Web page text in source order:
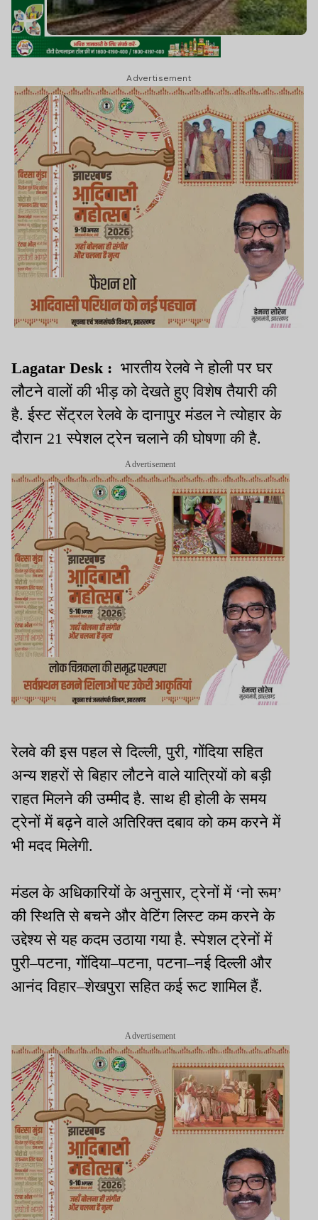
Advertisement
Lagatar Desk : भारतीय रेलवे ने होली पर घर
लौटने वालों की भीड़ को देखते हुए विशेष तैयारी की
है. ईस्ट सेंट्रल रेलवे के दानापुर मंडल ने त्योहार के
दौरान 21 स्पेशल ट्रेन चलाने की घोषणा की है.
Advertisement
रेलवे की इस पहल से दिल्ली, पुरी, गोंदिया सहित
अन्य शहरों से बिहार लौटने वाले यात्रियों को बड़ी
राहत मिलने की उम्मीद है. साथ ही होली के समय
ट्रेनों में बढ़ने वाले अतिरिक्त दबाव को कम करने में
भी मदद मिलेगी.
मंडल के अधिकारियों के अनुसार, ट्रेनों में ‘नो रूम’
की स्थिति से बचने और वेटिंग लिस्ट कम करने के
उद्देश्य से यह कदम उठाया गया है. स्पेशल ट्रेनों में
पुरी–पटना, गोंदिया–पटना, पटना–नई दिल्ली और
आनंद विहार–शेखपुरा सहित कई रूट शामिल हैं.
Advertisement